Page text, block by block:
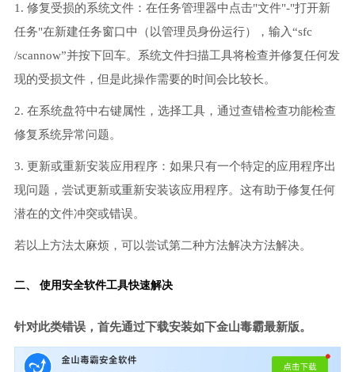
1. 修复受损的系统文件：在任务管理器中点击"文件"-"打开新
任务"在新建任务窗口中（以管理员身份运行），输入“sfc
/scannow”并按下回车。系统文件扫描工具将检查并修复任何发
现的受损文件，但是此操作需要的时间会比较长。
2. 在系统盘符中右键属性，选择工具，通过查错检查功能检查
修复系统异常问题。
3. 更新或重新安装应用程序：如果只有一个特定的应用程序出
现问题，尝试更新或重新安装该应用程序。这有助于修复任何
潜在的文件冲突或错误。
若以上方法太麻烦，可以尝试第二种方法解决方法解决。
二、 使用安全软件工具快速解决
针对此类错误，首先通过下载安装如下金山毒霸最新版。